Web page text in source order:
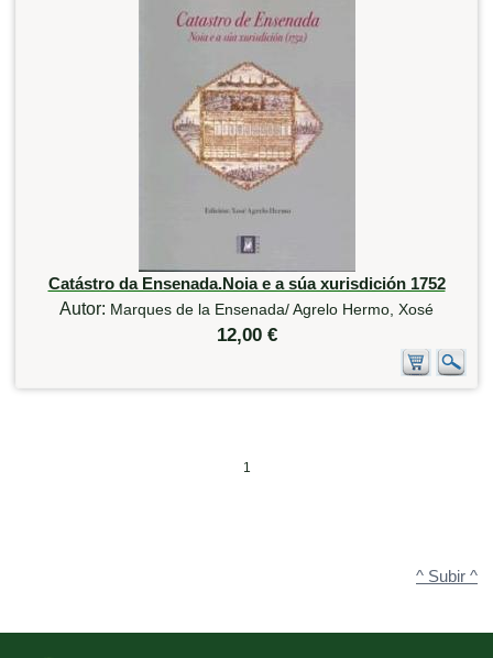
Catástro da Ensenada.Noia e a súa xurisdición 1752
Autor: Marques de la Ensenada/ Agrelo Hermo, Xosé
12,00 €
1
^ Subir ^